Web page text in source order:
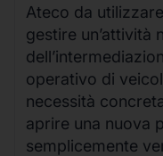
Ateco da
gestire un’attività
operativo di
necessità
aprire una nuova
semplicemente